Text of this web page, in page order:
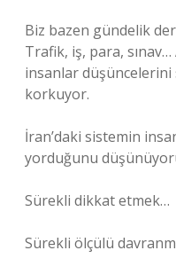
Biz bazen gündelik
Trafik, iş, para,
insanlar
korkuyor.
İran’daki sistemin
yorduğunu
Sürekli dikkat etmek…
Sürekli ölçülü